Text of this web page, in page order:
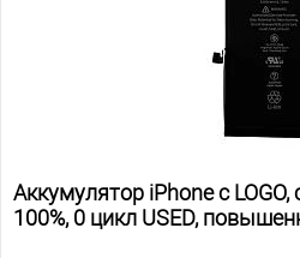
Аккумулятор iPhone с
100%, 0 цикл USED,